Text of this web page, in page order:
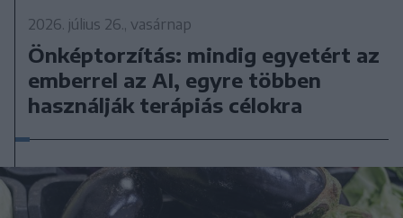
2026. július 26., vasárnap
Önképtorzítás: mindig egyetért az
emberrel az AI, egyre többen
használják terápiás célokra